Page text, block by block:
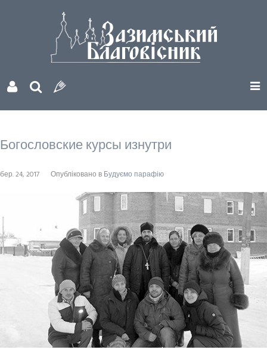
Богословские курсы изнутри
бер. 24, 2017 Опубліковано в Будуємо парафію